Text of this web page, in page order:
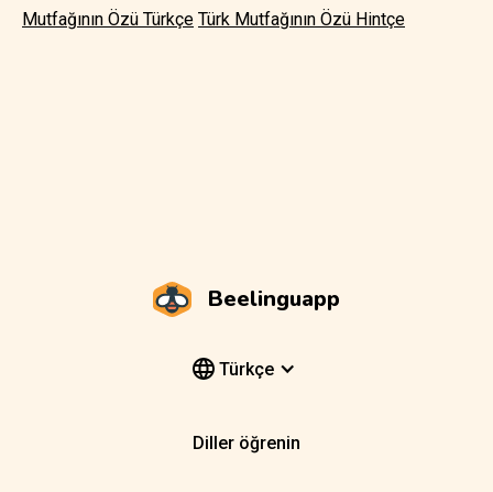
Mutfağının Özü Türkçe Türk Mutfağının Özü Hintçe
Beelinguapp
Türkçe
Diller öğrenin